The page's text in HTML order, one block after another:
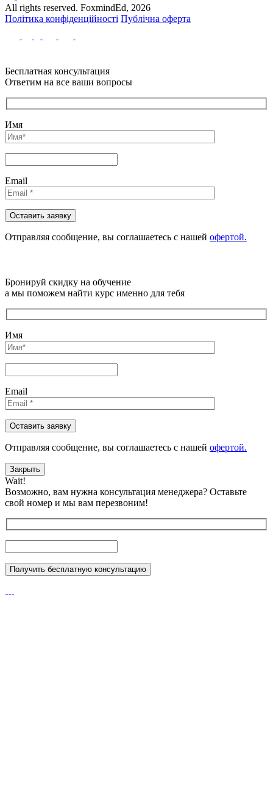
All rights reserved. FoxmindEd, 2026
Політика конфіденційності Публічна оферта
Бесплатная консультация
Ответим на все ваши вопросы
Имя
Email
Отправляя сообщениe, вы соглашаетесь с нашей офертой.
Бронируй скидку на обучение
а мы поможем найти курс именно для тебя
Имя
Email
Отправляя сообщениe, вы соглашаетесь с нашей офертой.
Закрыть
Wait!
Возможно, вам нужна консультация менеджера? Оставьте
свой номер и мы вам перезвоним!